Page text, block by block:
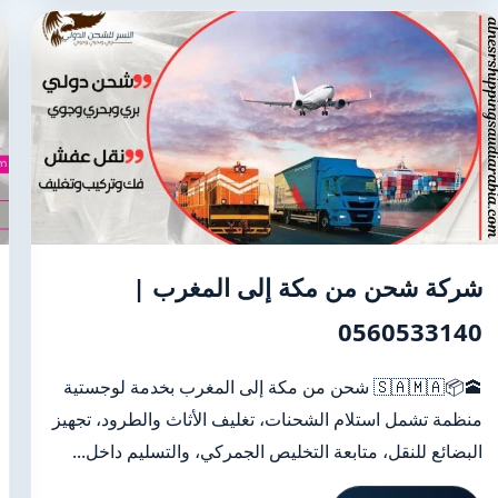
شركة شحن من مكة إلى المغرب |
0560533140
🕋📦🇸🇦🇲🇦 شحن من مكة إلى المغرب بخدمة لوجستية
منظمة تشمل استلام الشحنات، تغليف الأثاث والطرود، تجهيز
البضائع للنقل، متابعة التخليص الجمركي، والتسليم داخل...